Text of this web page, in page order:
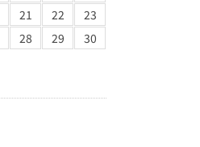
21 22
23
28 29
30